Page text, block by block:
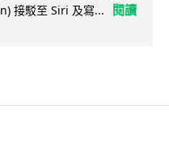
接駁至 Siri 及寫...
閱讀